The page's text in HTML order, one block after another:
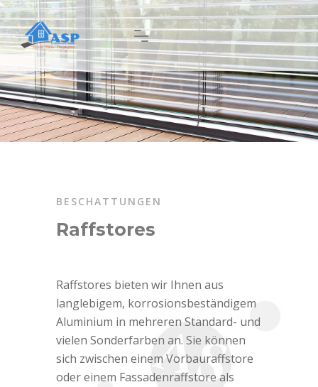
BESCHATTUNGEN
Raffstores
Raffstores bieten wir Ihnen aus
langlebigem, korrosionsbeständigem
Aluminium in mehreren Standard- und
vielen Sonderfarben an. Sie können
sich zwischen einem Vorbauraffstore
oder einem Fassadenraffstore als